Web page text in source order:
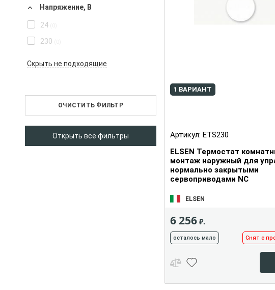
Напряжение, В
24
230
ОЧИСТИТЬ ФИЛЬТР
Открыть все фильтры
1 ВАРИАНТ
Артикул: ETS230
ELSEN Термостат
монтаж наружный для
нормально закрытыми
сервоприводами NC
ELSEN
6 256₽.
осталось мало Снят с